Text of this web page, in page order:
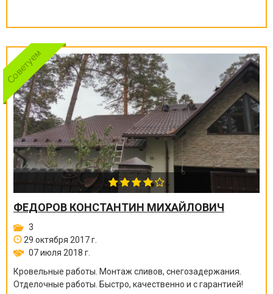
ФЕДОРОВ КОНСТАНТИН МИХАЙЛОВИЧ
3
29 октября 2017 г.
07 июля 2018 г.
Кровельные работы. Монтаж сливов, снегозадержания.
Отделочные работы. Быстро, качественно и с гарантией!